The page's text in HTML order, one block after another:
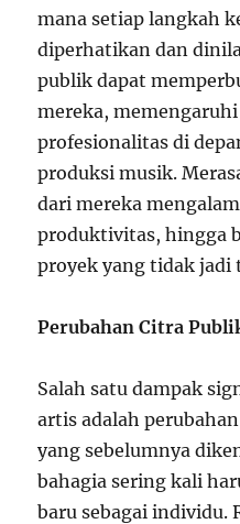
mana setiap langkah
diperhatikan dan
publik dapat
mereka,
profesionalitas di
produksi musik.
dari mereka
produktivitas, hingga
proyek yang tidak jadi
Perubahan Citra
Salah satu dampak
artis adalah
yang sebelumnya
bahagia sering kali
baru sebagai individu.